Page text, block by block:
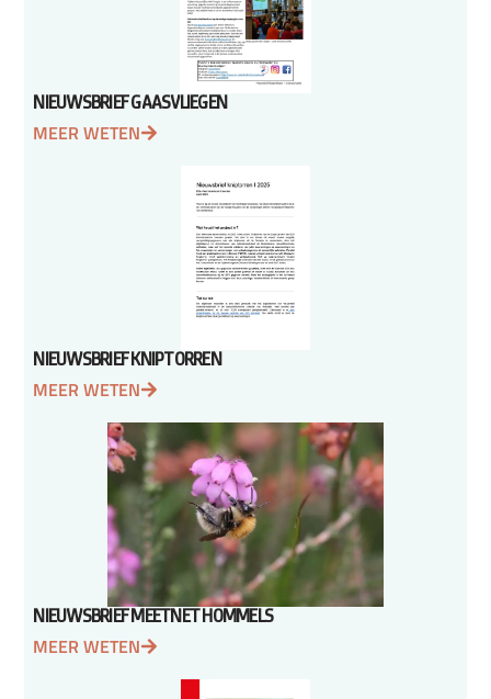
NIEUWSBRIEF GAASVLIEGEN
MEER WETEN
NIEUWSBRIEF KNIPTORREN
MEER WETEN
NIEUWSBRIEF MEETNET HOMMELS
MEER WETEN